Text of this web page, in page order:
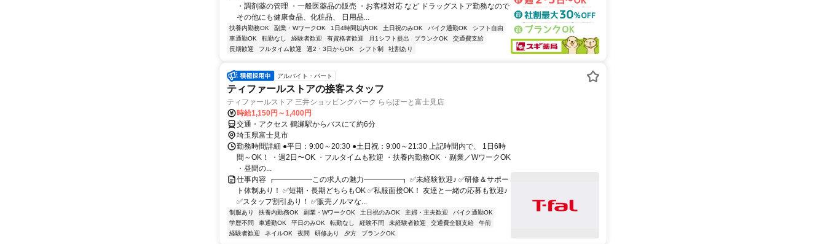
・調剤薬の管理 ・一般医薬品の販売 ・お客様対応 など ドラッグストア勤務なので
その他にも健康食品、化粧品、 日用品...
扶養内勤務OK 副業・WワークOK 1日4時間以内OK 土日祝のみOK バイク通勤OK
シフト自由
車通勤OK
転勤なし 経験者歓迎 有資格者歓迎 月1シフト提出 ブランクOK
交通費支給
長期歓迎
フルタイム歓迎 週2・3日からOK シフト制 社割あり
アルバイト・パート
ティファールストアの接客スタッフ
ティファールストア 三井ショッピングパーク ららぽーと富士見店
時給1,150円～1,400円
交通・アクセス 鶴瀬駅からバスにて約6分
埼玉県富士見市
勤務時間詳細 ●平日：9:00～20:30 ●土日祝：9:00～21:30 上記時間内で、 1日6時
間～OK！ ・週2日〜OK ・フルタイムも歓迎 ・扶養内勤務OK ・副業／WワークOK
・昼間の...
仕事内容 ┏━━━━━この求人の魅力━━━━━┓ ✅未経験歓迎♪ ✅研修＆サポー
ト体制あり！ ✅短期・長期どちらもOK ✅私服面接OK！ 友達と一緒の応募も歓迎♪
✅スタッフ割引あり！ ✅販売ノルマな...
制服あり 扶養内勤務OK 副業・WワークOK 土日祝のみOK 主婦・主夫歓迎
バイク通勤OK
学歴不問
車通勤OK 平日のみOK 転勤なし 経験不問 未経験者歓迎 交通費全額支給
午前
経験者歓迎
ネイルOK 夜間 研修あり 夕方 ブランクOK